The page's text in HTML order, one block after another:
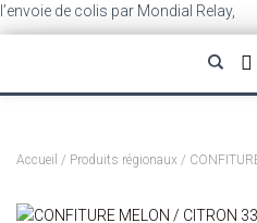
l’envoie de colis par Mondial Relay,
Accueil / Produits régionaux /